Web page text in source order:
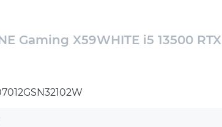
Gaming X59WHITE i5 13500 RTX